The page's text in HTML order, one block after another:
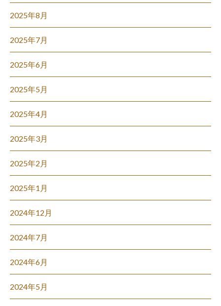
2025年8月
2025年7月
2025年6月
2025年5月
2025年4月
2025年3月
2025年2月
2025年1月
2024年12月
2024年7月
2024年6月
2024年5月